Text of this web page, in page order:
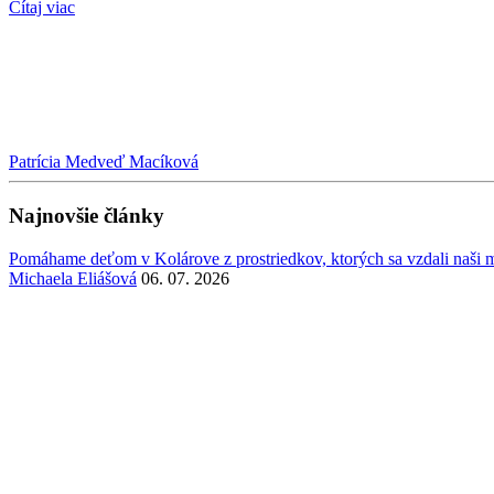
Čítaj viac
Patrícia Medveď Macíková
Najnovšie články
Pomáhame deťom v Kolárove z prostriedkov, ktorých sa vzdali naši
Michaela Eliášová 06. 07. 2026